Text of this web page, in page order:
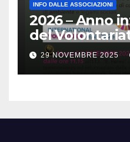
INFO DALLE ASSOCIAZIONI
2026 – Anno
del
29 NOVEMBRE 2025